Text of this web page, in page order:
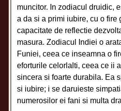
muncitor. In zodiacul druidic,
a da si a primi iubire, cu o fire
capacitate de reflectie
masura. Zodiacul Indiei o
Funiei, ceea ce inseamna o
eforturile celorlalti, ceea ce ii
sincera si foarte durabila. Ea
si iubire; i se daruieste
numerosilor ei fani si multa